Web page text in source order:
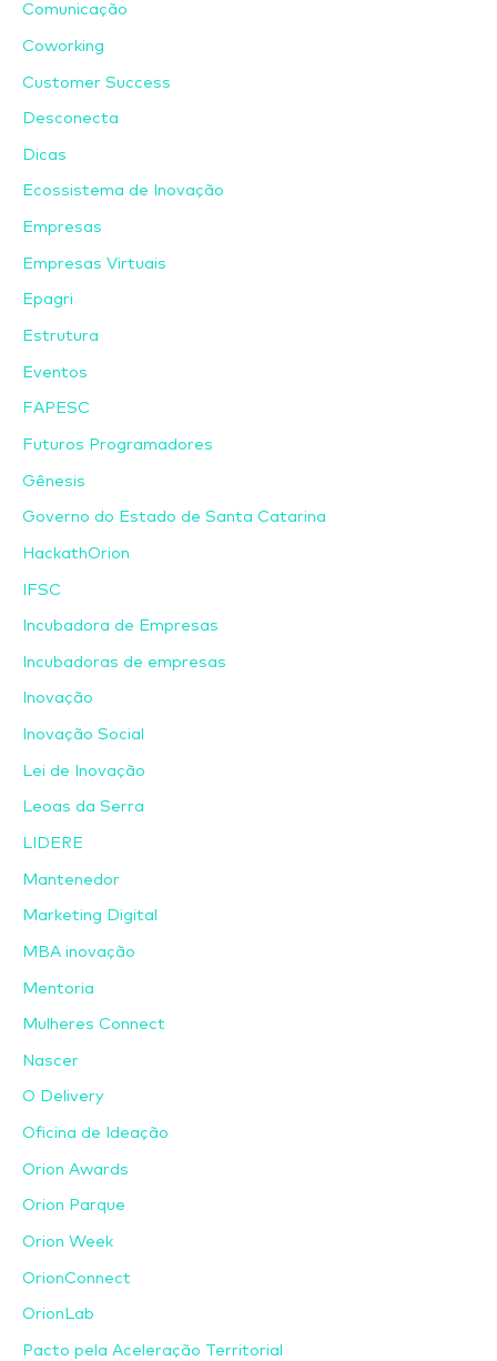
Comunicação
Coworking
Customer Success
Desconecta
Dicas
Ecossistema de Inovação
Empresas
Empresas Virtuais
Epagri
Estrutura
Eventos
FAPESC
Futuros Programadores
Gênesis
Governo do Estado de Santa Catarina
HackathOrion
IFSC
Incubadora de Empresas
Incubadoras de empresas
Inovação
Inovação Social
Lei de Inovação
Leoas da Serra
LIDERE
Mantenedor
Marketing Digital
MBA inovação
Mentoria
Mulheres Connect
Nascer
O Delivery
Oficina de Ideação
Orion Awards
Orion Parque
Orion Week
OrionConnect
OrionLab
Pacto pela Aceleração Territorial